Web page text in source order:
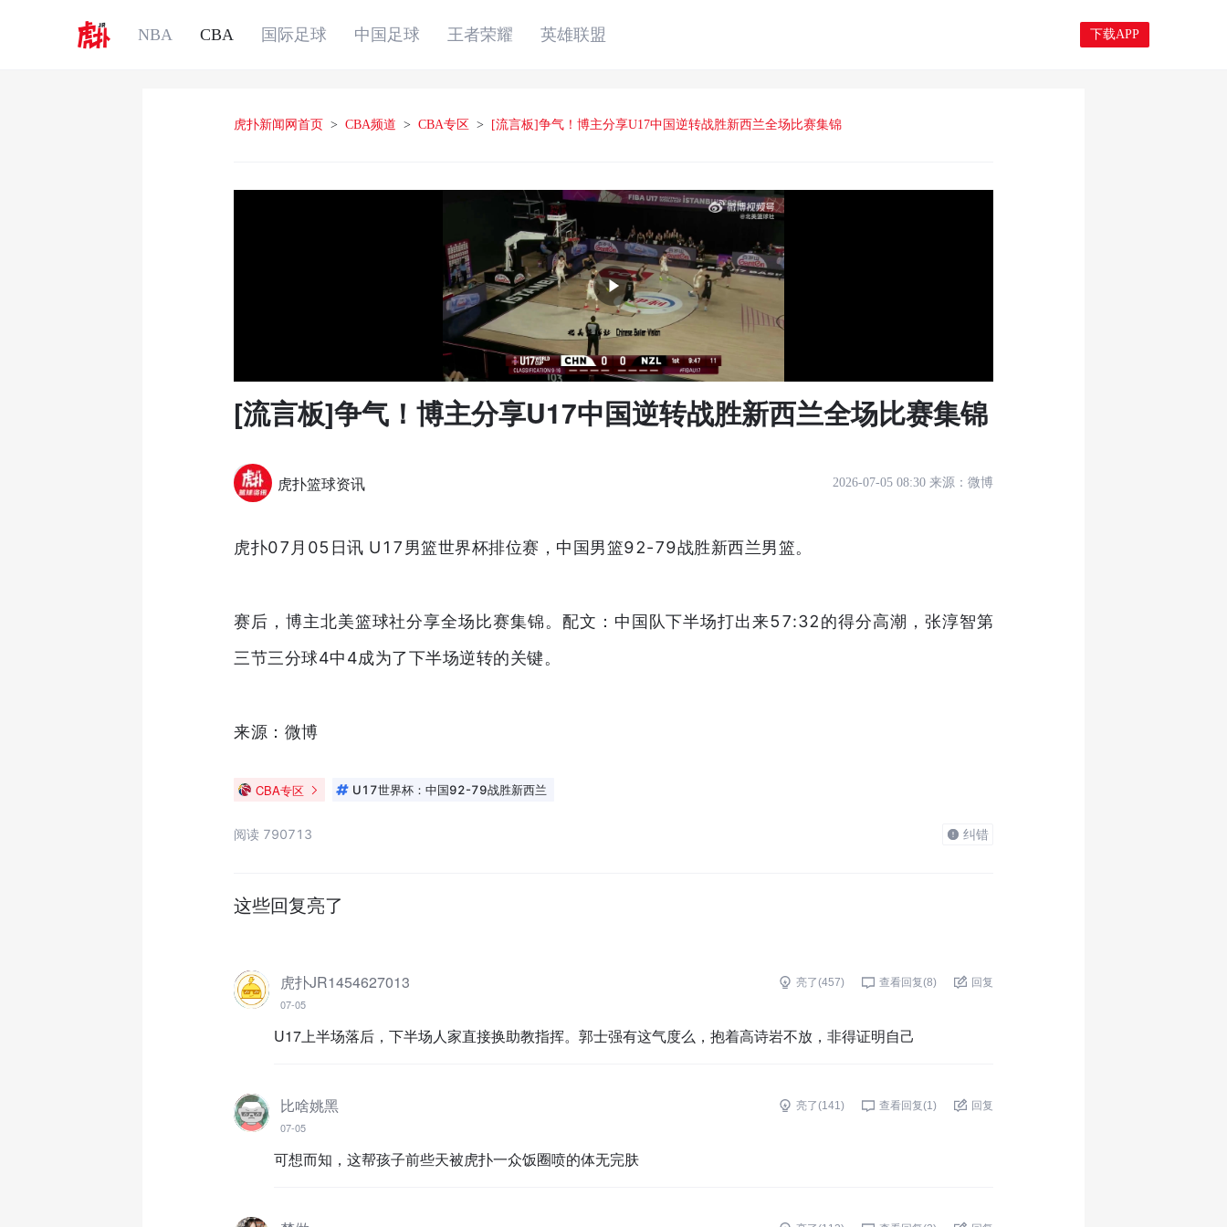
NBA CBA 国际足球 中国足球 王者荣耀 英雄联盟 下载APP
虎扑新闻网首页 > CBA频道 > CBA专区 > [流言板]争气！博主分享U17中国逆转战胜新西兰全场比赛集锦
[流言板]争气！博主分享U17中国逆转战胜新西兰全场比赛集锦
虎扑篮球资讯 2026-07-05 08:30 来源： 微博
虎扑07月05日讯 U17男篮世界杯排位赛，中国男篮92-79战胜新西兰男篮。
赛后，博主北美篮球社分享全场比赛集锦。配文：中国队下半场打出来57:32的得分高潮，张淳智第
三节三分球4中4成为了下半场逆转的关键。
来源：微博
CBA专区 U17世界杯：中国92-79战胜新西兰
阅读 790713 纠错
这些回复亮了
虎扑JR1454627013
07-05
亮了(457) 查看回复(8) 回复
U17上半场落后，下半场人家直接换助教指挥。郭士强有这气度么，抱着高诗岩不放，非得证明自己
比啥姚黑
07-05
亮了(141) 查看回复(1) 回复
可想而知，这帮孩子前些天被虎扑一众饭圈喷的体无完肤